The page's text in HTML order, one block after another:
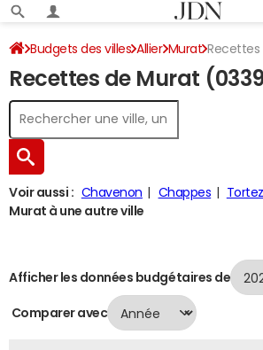
Budgets des villes Allier Murat Recettes
Recettes de Murat
Voir aussi : Chavenon Chappes
Murat à une autre ville
Afficher les données budgétaires de
Comparer avec